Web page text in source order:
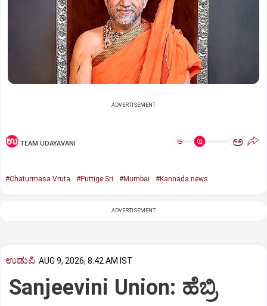
ADVERTISEMENT
TEAM UDAYAVANI ಅ ಅ
#Chaturmasa Vruta #Puttige Sri #Mumbai #Kannada news
ADVERTISEMENT
ಉಡುಪಿ AUG 9, 2026, 8:42 AM IST
Sanjeevini Union: ಹೆಬ್ರಿ